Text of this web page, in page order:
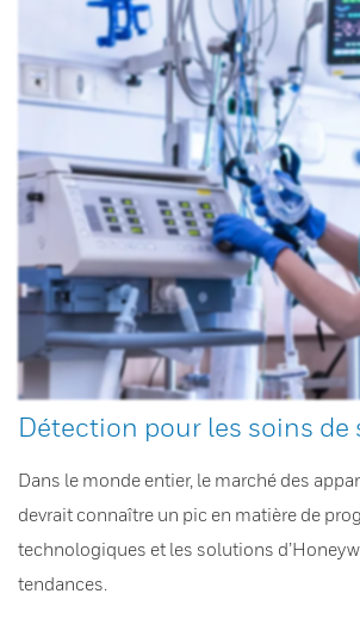
Détection pour les soins de
Dans le monde entier, le marché des
devrait connaître un pic en matière de
technologiques et les solutions
tendances.